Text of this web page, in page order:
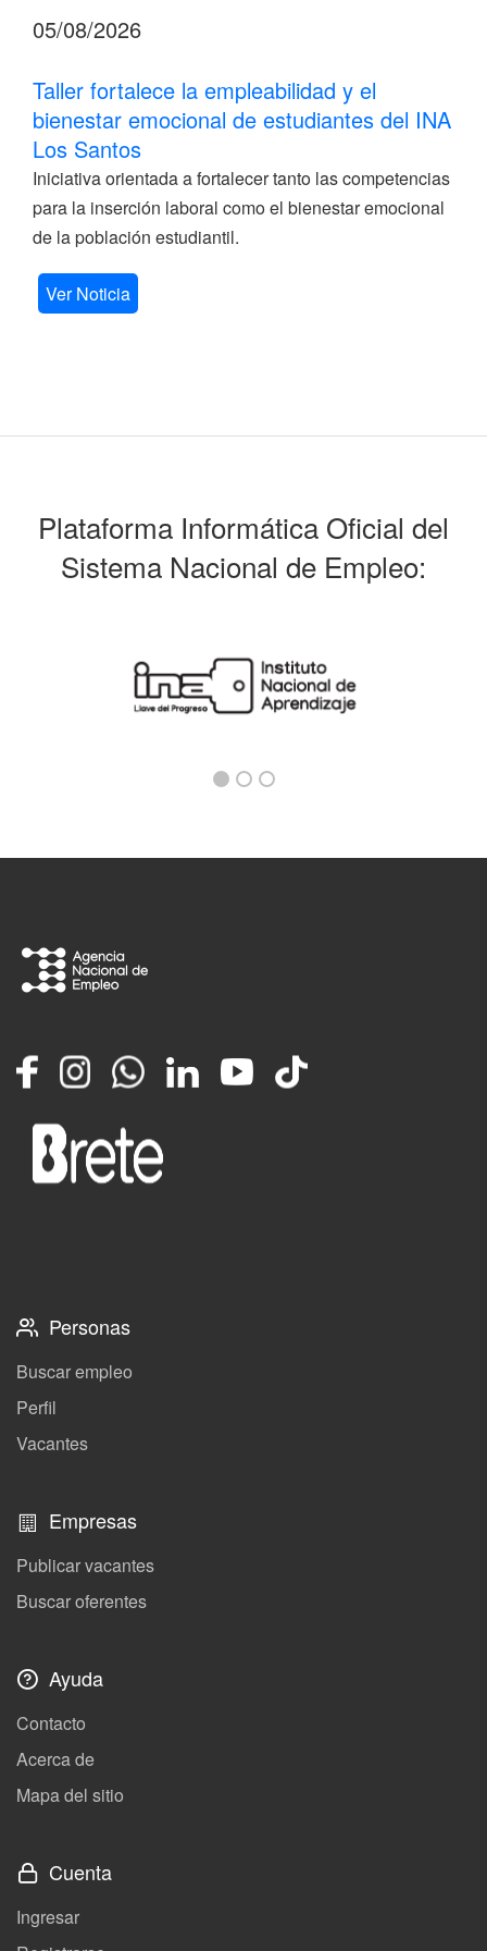
05/08/2026
Taller fortalece la empleabilidad y el
bienestar emocional de estudiantes del INA
Los Santos
Iniciativa orientada a fortalecer tanto las competencias
para la inserción laboral como el bienestar emocional
de la población estudiantil.
Ver Noticia
Plataforma Informática Oficial del
Sistema Nacional de Empleo:
FacebookInstagramWhatsappLinkedInYouTube
TikTok
Personas
Buscar empleo
Perfil
Vacantes
Empresas
Publicar vacantes
Buscar oferentes
Ayuda
Contacto
Acerca de
Mapa del sitio
Cuenta
Ingresar